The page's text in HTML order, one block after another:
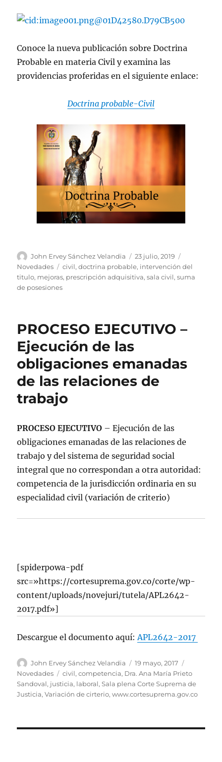
Conoce la nueva publicación sobre Doctrina
Probable en materia Civil y examina las
providencias proferidas en el siguiente enlace:
Doctrina probable-Civil
Autor
John Ervey Sánchez Velandia
Publicado
el
23 julio, 2019
Novedades
Etiquetas
civil,doctrina probable, intervención del
titulo, mejoras, prescripción adquisitiva,sala civil,suma
de posesiones
PROCESO EJECUTIVO –
Ejecución de las
obligaciones emanadas
de las relaciones de
trabajo
PROCESO EJECUTIVO – Ejecución de las
obligaciones emanadas de las relaciones de
trabajo y del sistema de seguridad social
integral que no correspondan a otra autoridad:
competencia de la jurisdicción ordinaria en su
especialidad civil (variación de criterio)
[spiderpowa-pdf
src=»https://cortesuprema.gov.co/corte/wp-
content/uploads/novejuri/tutela/APL2642-
2017.pdf»]
Descargue el documento aquí:APL2642-2017
Autor
John Ervey Sánchez Velandia
Publicado
el
19 mayo, 2017
Novedades
Etiquetas
civil,competencia, Dra. Ana María Prieto
Sandoval, justicia, laboral,Sala plena Corte Suprema de
Justicia,Variación de cirterio,www.cortesuprema.gov.co